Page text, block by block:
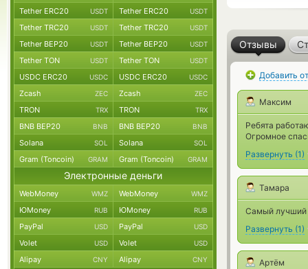
Отзывы
Добавить
Максим
Ребята
Огромное
Развернуть (1)
Тамара
Самый лучший
Развернуть (1)
Артём
Tether ERC20 USDT Tether ERC20 USDT
Tether TRC20 USDT Tether TRC20 USDT
Tether BEP20 USDT Tether BEP20 USDT
Tether TON USDT Tether TON USDT
USDC ERC20 USDC USDC ERC20 USDC
Zcash ZEC Zcash ZEC
TRON TRX TRON TRX
BNB BEP20 BNB BNB BEP20 BNB
Solana SOL Solana SOL
Gram (Toncoin) GRAM Gram (Toncoin) GRAM
Электронные деньги
WebMoney WMZ WebMoney WMZ
ЮMoney RUB ЮMoney RUB
PayPal USD PayPal USD
Volet USD Volet USD
Alipay CNY Alipay CNY